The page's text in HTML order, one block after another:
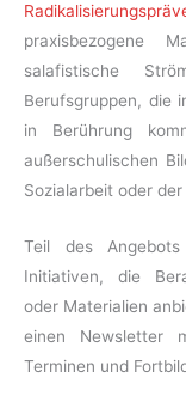
praxisbezogene
salafistische
Berufsgruppen, die
in Berührung
außerschulischen
Sozialarbeit oder
Teil des
Initiativen, die
oder Materialien
einen Newsletter
Terminen und